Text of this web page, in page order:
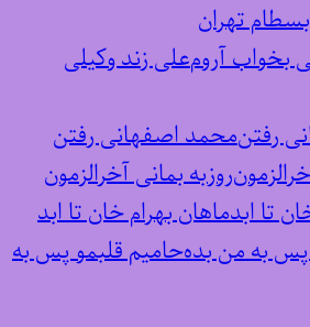
بسطام تهران
علی زند وکیلی
محمد اصفهانی رفتن
روزبه بمانی آخرالزمون
ماهان بهرام خان تا ابد
حامیم قلبمو پس به